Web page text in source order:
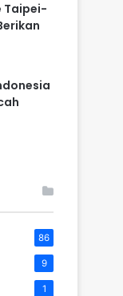
Taipei-
86
9
1